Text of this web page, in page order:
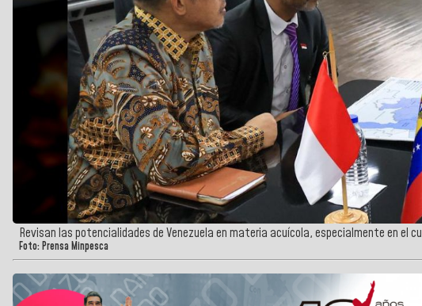
Revisan las potencialidades de Venezuela en materia acuícola, especialmente en el
Foto: Prensa Minpesca